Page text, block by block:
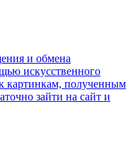
и обмена
искусственного
картинкам, полученным
зайти на сайт и